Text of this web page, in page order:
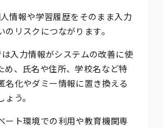
情報や学習履歴をそのまま入力
リスクにつながります。
入力情報がシステムの改善に使
め、氏名や住所、学校名など特
名化やダミー情報に置き換える
う。
ート環境での利用や教育機関専